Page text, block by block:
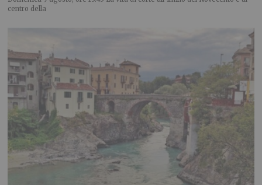
centro della